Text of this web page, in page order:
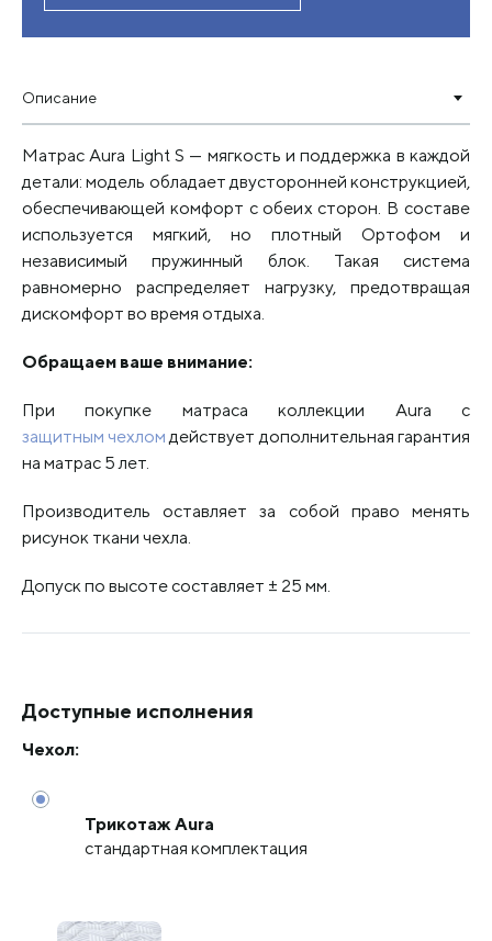
Описание
Матрас Aura Light S — мягкость и поддержка в каждой
детали: модель обладает двусторонней конструкцией,
обеспечивающей комфорт с обеих сторон. В составе
используется мягкий, но плотный Ортофом и
независимый пружинный блок. Такая система
равномерно распределяет нагрузку, предотвращая
дискомфорт во время отдыха.
Обращаем ваше внимание:
При покупке матраса коллекции Aura с
защитным чехломдействует дополнительная гарантия
на матрас 5 лет.
Производитель оставляет за собой право менять
рисунок ткани чехла.
Допуск по высоте составляет ± 25 мм.
Доступные исполнения
Чехол:
Трикотаж Aura
стандартная комплектация